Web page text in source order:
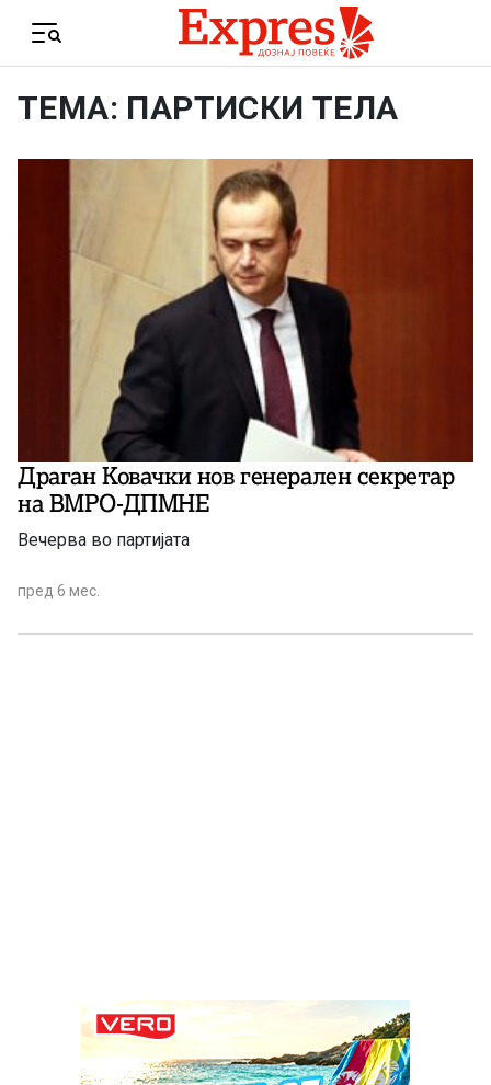
Menu
ТЕМА: ПАРТИСКИ ТЕЛА
Драган Ковачки нов генерален секретар
на ВМРО-ДПМНЕ
Вечерва во партијата
пред 6 мес.